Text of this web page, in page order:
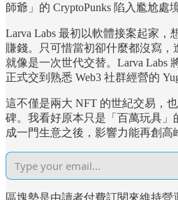
師爺」的 CryptoPunks 陷入尷尬處境
Larva Labs 最初以軟體接案起家，
賺錢。只可惜當初卻什麼都沒寫
就像是一次世代交替。Larva Labs
正式交到熟悉 Web3 社群經營的
這不僅是兩大 NFT 的世紀交易，
碑。我看好原本只是「百萬玩具」
成一門生意之後，影響力能再創高
區塊勢是由讀者付費訂閱來維持